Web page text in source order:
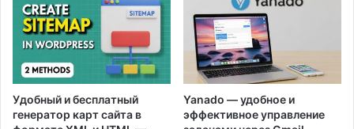
Удобный и бесплатный
генератор карт сайта в
Yanado — удобное и
эффективное управление